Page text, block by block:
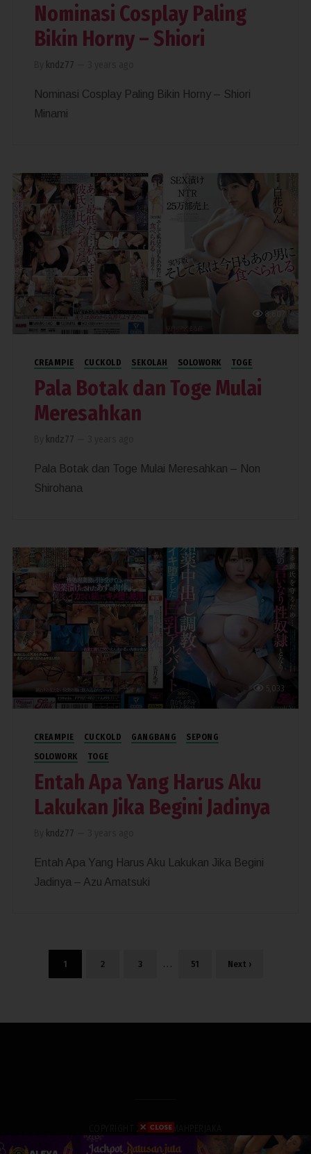
Nominasi Cosplay Paling
Bikin Horny – Shiori
kndz77
Nominasi Cosplay Paling Bikin Horny – Shiori
Minami
8,607
CREAMPIE CUCKOLD SEKOLAH SOLOWORK TOGE
Pala Botak dan Toge Mulai
Meresahkan
kndz77
Pala Botak dan Toge Mulai Meresahkan – Non
Shirohana
5,033
CREAMPIE CUCKOLD GANGBANG
SEPONG
SOLOWORK
TOGE
Entah Apa Yang Harus Aku
Lakukan Jika Begini Jadinya
kndz77
Entah Apa Yang Harus Aku Lakukan Jika Begini
Jadinya – Azu Amatsuki
1 2 3 … 51 Next ›
COPYRIGHT 2019. RUMAHPERJAKA